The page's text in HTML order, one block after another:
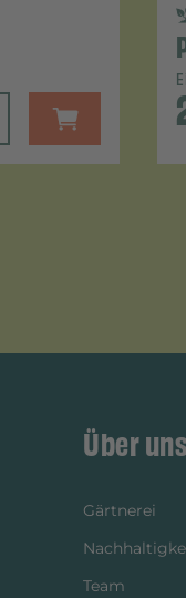
Über uns
Gärtnerei
Team